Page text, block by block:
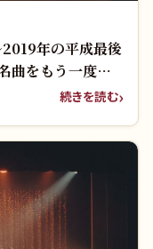
年の平成最後
曲をもう一度聴
続きを読む